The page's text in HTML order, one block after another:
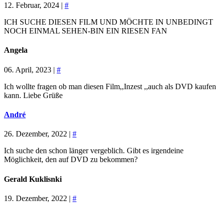
12. Februar, 2024 | #
ICH SUCHE DIESEN FILM UND MÖCHTE IN UNBEDINGT
NOCH EINMAL SEHEN-BIN EIN RIESEN FAN
Angela
06. April, 2023 | #
Ich wollte fragen ob man diesen Film,,Inzest ,,auch als DVD kaufen
kann. Liebe Grüße
André
26. Dezember, 2022 | #
Ich suche den schon länger vergeblich. Gibt es irgendeine
Möglichkeit, den auf DVD zu bekommen?
Gerald Kuklisnki
19. Dezember, 2022 | #